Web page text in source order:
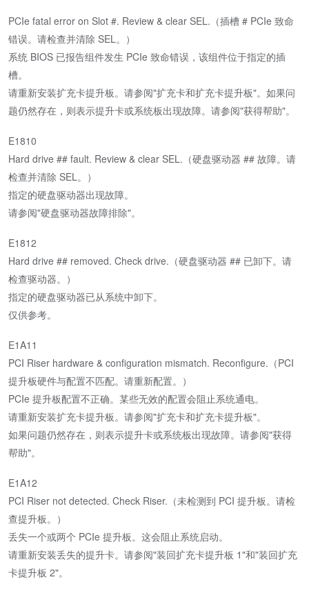
PCIe fatal error on Slot #. Review & clear SEL.（插槽 # PCIe 致命
错误。请检查并清除 SEL。）
系统 BIOS 已报告组件发生 PCIe 致命错误，该组件位于指定的插
槽。
请重新安装扩充卡提升板。请参阅"扩充卡和扩充卡提升板"。如果问
题仍然存在，则表示提升卡或系统板出现故障。请参阅"获得帮助"。
E1810
Hard drive ## fault. Review & clear SEL.（硬盘驱动器 ## 故障。请
检查并清除 SEL。）
指定的硬盘驱动器出现故障。
请参阅"硬盘驱动器故障排除"。
E1812
Hard drive ## removed. Check drive.（硬盘驱动器 ## 已卸下。请
检查驱动器。）
指定的硬盘驱动器已从系统中卸下。
仅供参考。
E1A11
PCI Riser hardware & configuration mismatch. Reconfigure.（PCI
提升板硬件与配置不匹配。请重新配置。）
PCIe 提升板配置不正确。某些无效的配置会阻止系统通电。
请重新安装扩充卡提升板。请参阅"扩充卡和扩充卡提升板"。
如果问题仍然存在，则表示提升卡或系统板出现故障。请参阅"获得
帮助"。
E1A12
PCI Riser not detected. Check Riser.（未检测到 PCI 提升板。请检
查提升板。）
丢失一个或两个 PCIe 提升板。这会阻止系统启动。
请重新安装丢失的提升卡。请参阅"装回扩充卡提升板 1"和"装回扩充
卡提升板 2"。